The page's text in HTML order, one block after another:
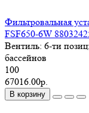
Фильтровальная
FSF650-6W
Вентиль: 6-ти
бассейнов
100
67016.00р.
В корзину